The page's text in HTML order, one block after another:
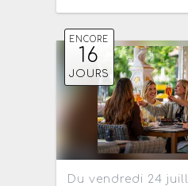
ENCORE
16
JOURS
Du vendredi 24